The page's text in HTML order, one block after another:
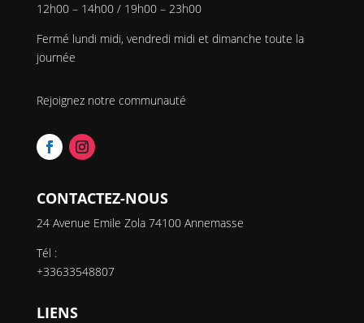
12h00 – 14h00 / 19h00 – 23h00
Fermé lundi midi, vendredi midi et dimanche toute la
journée
Rejoignez notre communauté
CONTACTEZ-NOUS
24 Avenue Emile Zola 74100 Annemasse
Tél :
+33633548807
LIENS